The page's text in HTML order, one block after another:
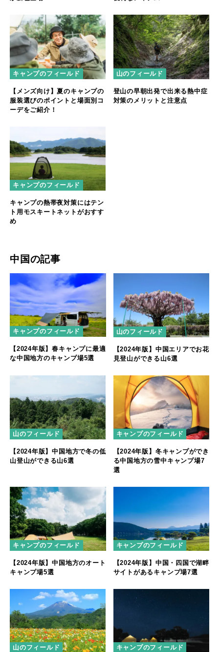
キャンプのフィールド
【メンズ向け】夏のキャンプの
服装選びのポイントと場面別コ
ーデをご紹介！
山のフィールド
登山の早朝出発で出来る熱中症
対策のメリットと注意点
キャンプのフィールド
キャンプの熱帯夜対策にはテン
ト用モスキートネットがおすす
め
中国の記事
キャンプのフィールド
【2024年版】春キャンプに最適
な中国地方のキャンプ場5選
山のフィールド
【2024年版】中国エリアでお花
見登山ができる山6選
山のフィールド
【2024年版】中国地方で冬の低
山登山ができる山6選
キャンプのフィールド
【2024年版】冬キャンプができ
る中国地方の雪中キャンプ場7
選
キャンプのフィールド
【2024年版】中国地方のオート
キャンプ場5選
キャンプのフィールド
【2024年版】中国・四国で湖畔
サイトがあるキャンプ場7選
山のフィールド キャンプのフィールド